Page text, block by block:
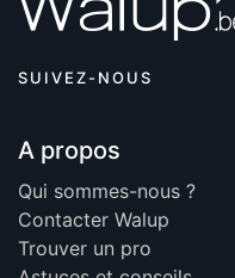
SUIVEZ-NOUS
A propos
Qui sommes-nous ?
Contacter Walup
Trouver un pro